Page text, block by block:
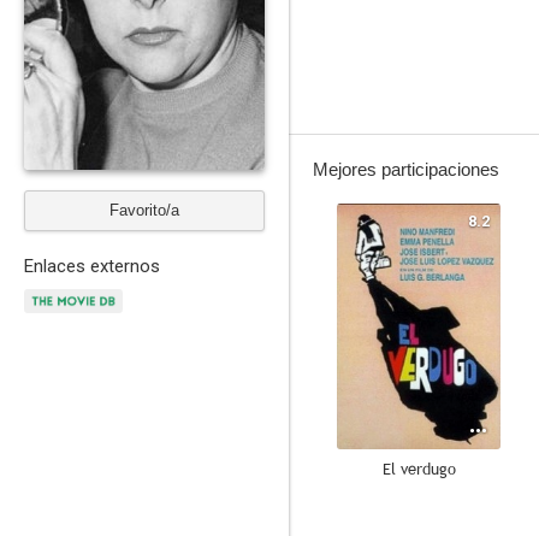
Favorito/a
Enlaces externos
Mejores participaciones
8.2
El verdugo